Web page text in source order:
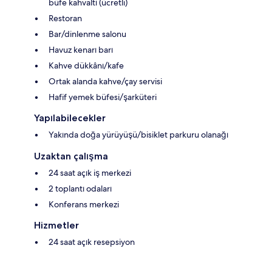
büfe kahvaltı (ücretli)
Restoran
Bar/dinlenme salonu
Havuz kenarı barı
Kahve dükkânı/kafe
Ortak alanda kahve/çay servisi
Hafif yemek büfesi/şarküteri
Yapılabilecekler
Yakında doğa yürüyüşü/bisiklet parkuru olanağı
Uzaktan çalışma
24 saat açık iş merkezi
2 toplantı odaları
Konferans merkezi
Hizmetler
24 saat açık resepsiyon